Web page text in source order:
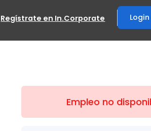
Regístrate en In.Corporate
Empleo no